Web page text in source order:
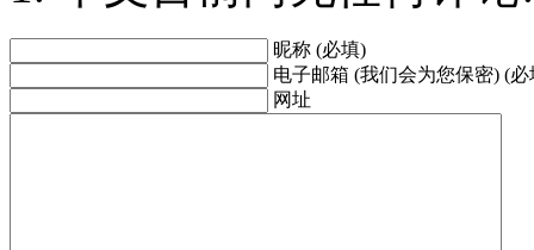
昵称 (必填)
电子邮箱 (我们会为您保密) (必
网址